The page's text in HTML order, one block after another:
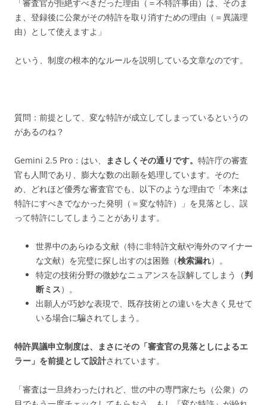
「審査官が拒絶すべきだった理由（＝不特許事由）は、そのま
ま、登録後に公衆がその特許を取り消すための理由（＝異議理
由）として使えますよ」
という、制度の根本的なルールを説明している文章なのです。
質問： 前提として、変な特許が成立してしまっているというの
があるのね？
Gemini 2.5 Pro： はい、 まさしくその通りです。 特許庁の審査
官も人間であり、膨大な数の出願を処理しています。そのた
め、どれほど優秀な審査官でも、以下のような理由で「本来は
特許にすべきでなかった発明（＝変な特許）」を見落とし、誤
って特許にしてしまうことがあります。
世界中のあらゆる文献（特に非特許文献や海外のマイナー
な文献）を完璧に探し出すのは困難（検索漏れ）。
特定の技術分野の微妙なニュアンスを誤解してしまう（判
断ミス）。
出願人が巧妙な表現で、既存技術との違いを大きく見せて
いる場合に騙されてしまう。
特許異議申立制度は、まさにその「審査官の見落としによるエ
ラー」を前提として設計されています。
「審査は一旦終わったけれど、世の中の専門家たち（公衆）の